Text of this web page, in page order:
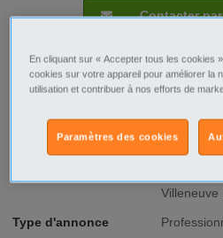
Ville/Code postal
Provence-
Villeneuve
Type d'annonce
Contacter
En cliquant sur « Accepter tous les cookies
cookies sur votre appareil pour améliorer la
utilisation et contribuer à nos efforts de
Paramètres des cookies